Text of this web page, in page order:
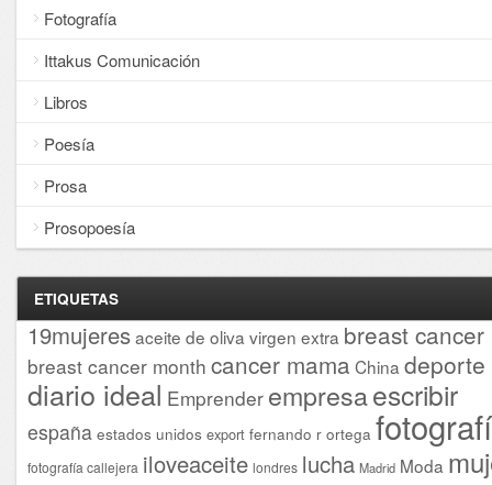
Fotografía
Ittakus Comunicación
Libros
Poesía
Prosa
Prosopoesía
ETIQUETAS
19mujeresaceite de oliva virgen extra breast cancer
breast cancer month cancer mama China deporte
diario ideal Emprender empresaescribir
españa estados unidos export fernando r ortega
fotografía callejera iloveaceite londres lucha Madrid Moda